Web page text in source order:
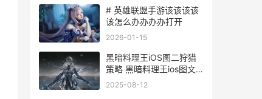
# 英雄联盟手游该该该该
该怎么办办办办打开
2026-01-15
黑暗料理王iOS图二狩猎
策略 黑暗料理王ios图文
攻略
2025-08-12